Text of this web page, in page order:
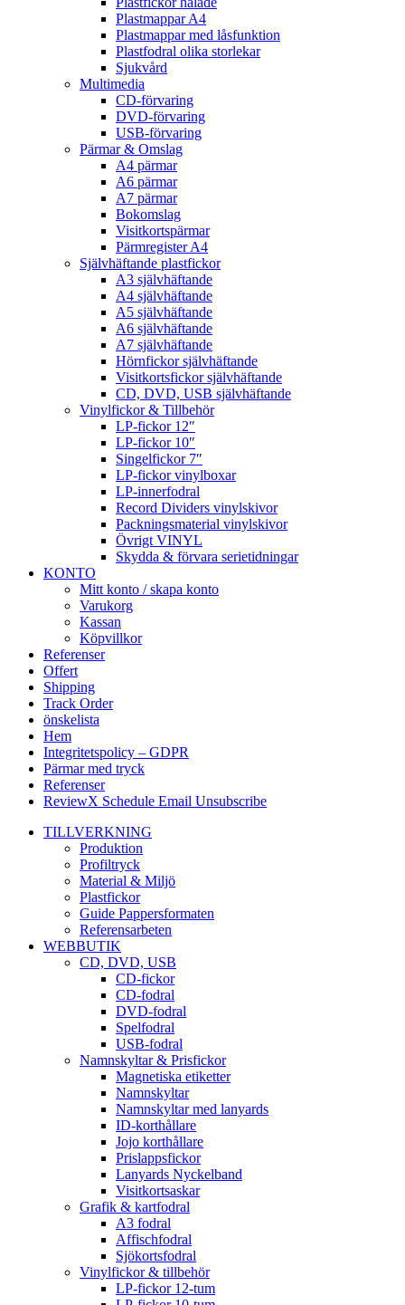
Plastmappar A4
Plastmappar med låsfunktion
Plastfodral olika storlekar
Sjukvård
Multimedia
CD-förvaring
DVD-förvaring
USB-förvaring
Pärmar & Omslag
A4 pärmar
A6 pärmar
A7 pärmar
Bokomslag
Visitkortspärmar
Pärmregister A4
Självhäftande plastfickor
A3 självhäftande
A4 självhäftande
A5 självhäftande
A6 självhäftande
A7 självhäftande
Hörnfickor självhäftande
Visitkortsfickor självhäftande
CD, DVD, USB självhäftande
Vinylfickor & Tillbehör
LP-fickor 12″
LP-fickor 10″
Singelfickor 7″
LP-fickor vinylboxar
LP-innerfodral
Record Dividers vinylskivor
Packningsmaterial vinylskivor
Övrigt VINYL
Skydda & förvara serietidningar
KONTO
Mitt konto / skapa konto
Varukorg
Kassan
Köpvillkor
Referenser
Offert
Shipping
Track Order
önskelista
Hem
Integritetspolicy – GDPR
Pärmar med tryck
Referenser
ReviewX Schedule Email Unsubscribe
TILLVERKNING
Produktion
Profiltryck
Material & Miljö
Plastfickor
Guide Pappersformaten
Referensarbeten
WEBBUTIK
CD, DVD, USB
CD-fickor
CD-fodral
DVD-fodral
Spelfodral
USB-fodral
Namnskyltar & Prisfickor
Magnetiska etiketter
Namnskyltar
Namnskyltar med lanyards
ID-korthållare
Jojo korthållare
Prislappsfickor
Lanyards Nyckelband
Visitkortsaskar
Grafik & kartfodral
A3 fodral
Affischfodral
Sjökortsfodral
Vinylfickor & tillbehör
LP-fickor 12-tum